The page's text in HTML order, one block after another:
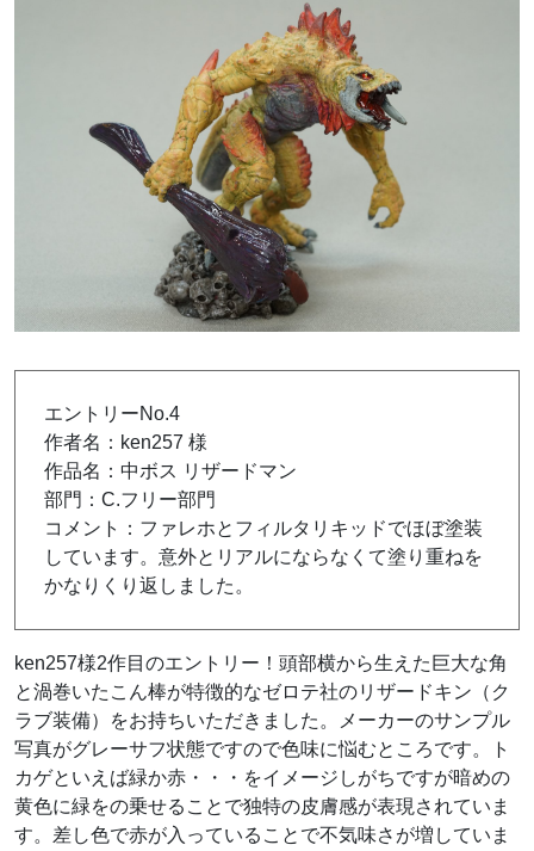
エントリーNo.4
作者名：ken257 様
作品名：中ボス リザードマン
部門：C.フリー部門
コメント：ファレホとフィルタリキッドでほぼ塗装
しています。意外とリアルにならなくて塗り重ねを
かなりくり返しました。
ken257様2作目のエントリー！頭部横から生えた巨大な角
と渦巻いたこん棒が特徴的なゼロテ社のリザードキン（ク
ラブ装備）をお持ちいただきました。メーカーのサンプル
写真がグレーサフ状態ですので色味に悩むところです。ト
カゲといえば緑か赤・・・をイメージしがちですが暗めの
黄色に緑をの乗せることで独特の皮膚感が表現されていま
す。差し色で赤が入っていることで不気味さが増していま